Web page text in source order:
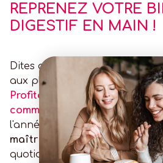
REPRENEZ VOTRE
DIGESTIF EN MAIN !
Dites adieu aux privations et
aux plaisirs !!
Profitez de 10% de remise sur
commande
, de tarifs
l'année et surtout deconseils
maîtriser votre intolérance au
quotidien.